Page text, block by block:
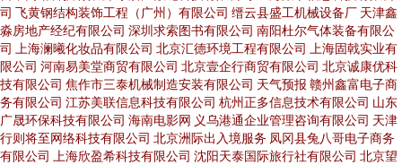
司 飞黄钢结构装饰工程（广州）有限公司 缙云县盛工机械设备厂 天津鑫
淼房地产经纪有限公司 深圳求索图书有限公司 南阳杜尔气体装备有限公
司
上海澜曦化妆品有限公司 北京汇德环境工程有限公司
上海固戟实业有
限公司 河南易美堂商贸有限公司 北京壹企行商贸有限公司 北京诚康优科
技有限公司 焦作市三泰机械制造安装有限公司 天气预报 赣州鑫富电子商
务有限公司 江苏美联信息科技有限公司 杭州正多信息技术有限公司 山东
广晟环保科技有限公司 海南电影网 义乌港通企业管理咨询有限公司 天津
行则将至网络科技有限公司 北京洲际出入境服务 凤冈县兔八哥电子商务
有限公司
上海欣盈希科技有限公司 沈阳天泰国际旅行社有限公司 北京望